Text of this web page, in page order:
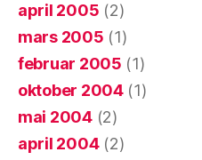
april 2005 (2)
mars 2005 (1)
februar 2005 (1)
oktober 2004(1)
mai 2004(2)
april 2004(2)